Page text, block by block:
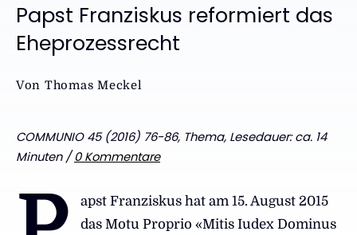
:
Papst Franziskus reformiert das
Eheprozessrecht
Von Thomas Meckel
COMMUNIO 45 (2016) 76-86, Thema, Lesedauer: ca. 14
Minuten / 0 Kommentare
apst Franziskus hat am 15. August 2015
das Motu Proprio «Mitis Iudex Dominus